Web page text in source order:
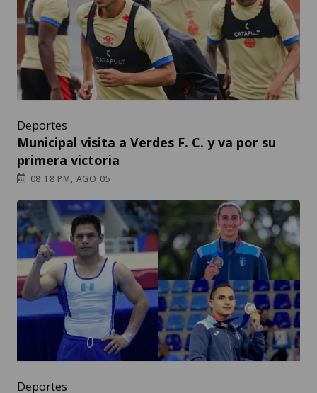
Deportes
Municipal visita a Verdes F. C. y va por su
primera victoria
08:18 PM, AGO 05
Deportes